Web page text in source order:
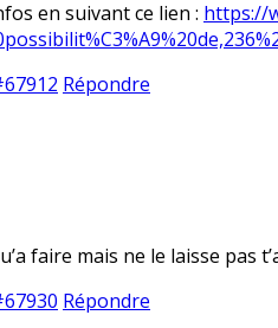
en suivant ce lien : https://
Répondre
faire mais ne le laisse pas
Répondre